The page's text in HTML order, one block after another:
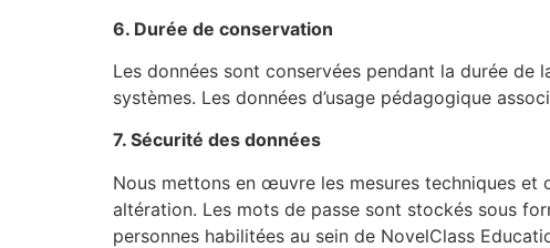
6. Durée de conservation
Les données sont conservées pendant la durée
systèmes. Les données d’usage pédagogique
7. Sécurité des données
Nous mettons en œuvre les mesures techniques
altération. Les mots de passe sont stockés sous
personnes habilitées au sein de NovelClass